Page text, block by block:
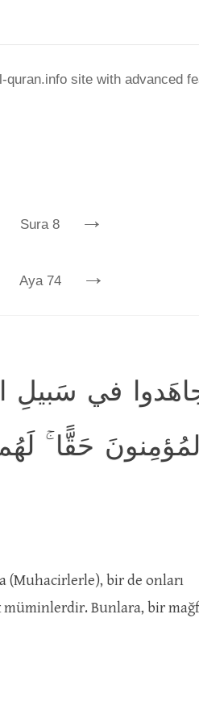
site with advanced
Sura 8 →
Aya 74 →
في سَبيلِ
حَقًّا
(Muhacirlerle), bir de onları
müminlerdir. Bunlara, bir